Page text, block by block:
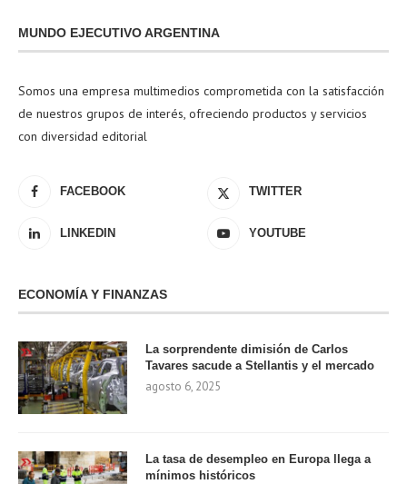
MUNDO EJECUTIVO ARGENTINA
Somos una empresa multimedios comprometida con la satisfacción
de nuestros grupos de interés, ofreciendo productos y servicios
con diversidad editorial
FACEBOOK TWITTER
LINKEDIN YOUTUBE
ECONOMÍA Y FINANZAS
La sorprendente dimisión de Carlos
Tavares sacude a Stellantis y el mercado
agosto 6, 2025
La tasa de desempleo en Europa llega a
mínimos históricos